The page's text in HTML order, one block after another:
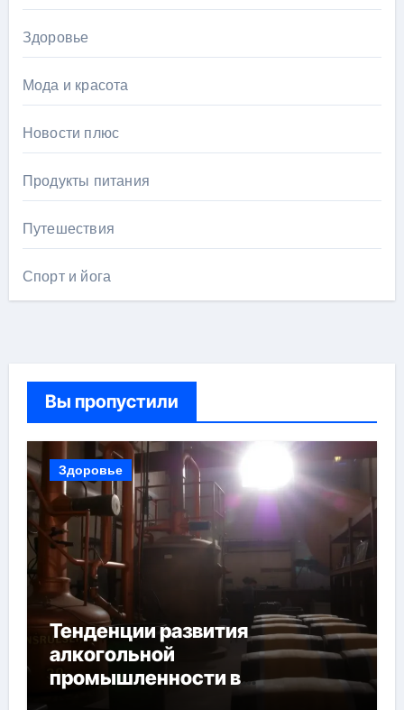
Здоровье
Мода и красота
Новости плюс
Продукты питания
Путешествия
Спорт и йога
Вы пропустили
Здоровье
Тенденции развития
алкогольной
промышленности в